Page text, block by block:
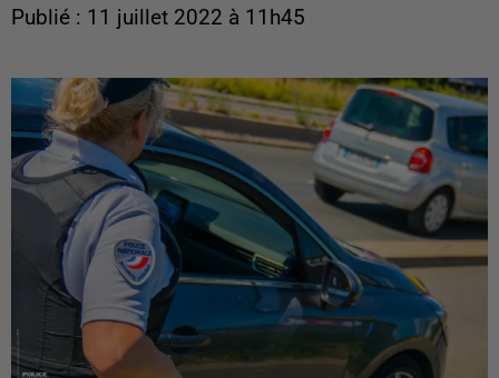
Publié : 11 juillet 2022 à 11h45